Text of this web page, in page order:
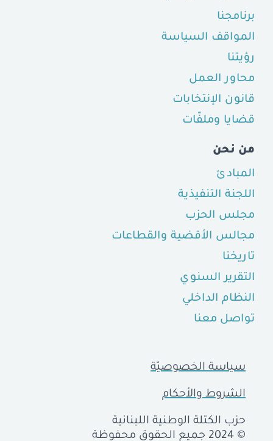
برنامجنا
المواقف السياسة
رؤيتنا
محاور العمل
قانون الإنتخابات
قضايا وملفّات
من نحن
المبادئ
اللجنة التنفيذية
مجلس الحزب
مجالس الأقضية والقطاعات
تاريخنا
التقرير السنوي
النظام الداخلي
تواصل معنا
سياسة الخصوصيّة
الشروط والأحكام
حزب الكتلة الوطنية اللبنانية
© 2024 جميع الحقوق محفوظة